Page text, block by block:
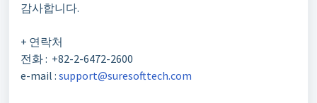
감사합니다.
+ 연락처
전화: +82-2-6472-2600
e-mail : support@suresofttech.com